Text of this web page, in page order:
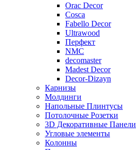
Orac Decor
Cosca
Fabello Decor
Ultrawood
Перфект
NMC
decomaster
Madest Decor
Decor-Dizayn
Карнизы
Молдинги
Напольные Плинтусы
Потолочные Розетки
3D Декоративные Панели
Угловые элементы
Колонны